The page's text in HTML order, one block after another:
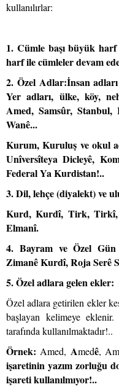
kullanılırlar:
1. Cümle başı büyük
harf ile cümleler devam
2. Özel Adlar:İnsan
Yer adları, ülke, köy,
Amed, Samsûr, Stanbul,
Wanê...
Kurum, Kuruluş ve okul
Unîversîteya Dicleyê, K
Federal Ya Kurdistan!..
3. Dil, lehçe (diyalekt) ve
Kurd, Kurdî, Tirk, Tirkî,
Elmanî.
4. Bayram ve Özel Gün
Zimanê Kurdî, Roja Serê
5. Özel adlara gelen ekler:
Özel adlara getirilen ekler
başlayan kelimeye
tarafında kullanılmaktadır!..
Örnek: Amed, Amedê,
işaretinin yazım zorluğu
işareti kullanılmıyor!..